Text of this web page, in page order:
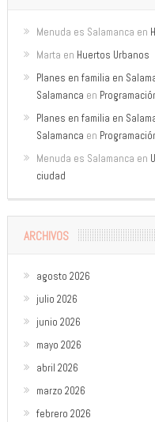
Menuda es Salamanca en
Marta en Huertos Urbanos
Planes en familia en
Salamanca en
Planes en familia en
Salamanca en
Menuda es Salamanca en
ciudad
ARCHIVOS
agosto 2026
julio 2026
junio 2026
mayo 2026
abril 2026
marzo 2026
febrero 2026